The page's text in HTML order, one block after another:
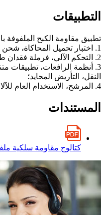
التطبيقات
تطبيق مقاومة الكبح الملفوفة
1. اختبار تحميل المحاكاة، شحن وتفريغ المكثف؛
2. التحكم الآلي، فرملة فقدان طاقة العاكس؛
3. أنظمة الرافعات، تطبيقات
النقل، التأريض المحايد؛
4. المرشح، الاستخدام العام للآلات الكهربائية، متاح عبر التوزيع.
المستندات
كتالوج مقاومة سلكية